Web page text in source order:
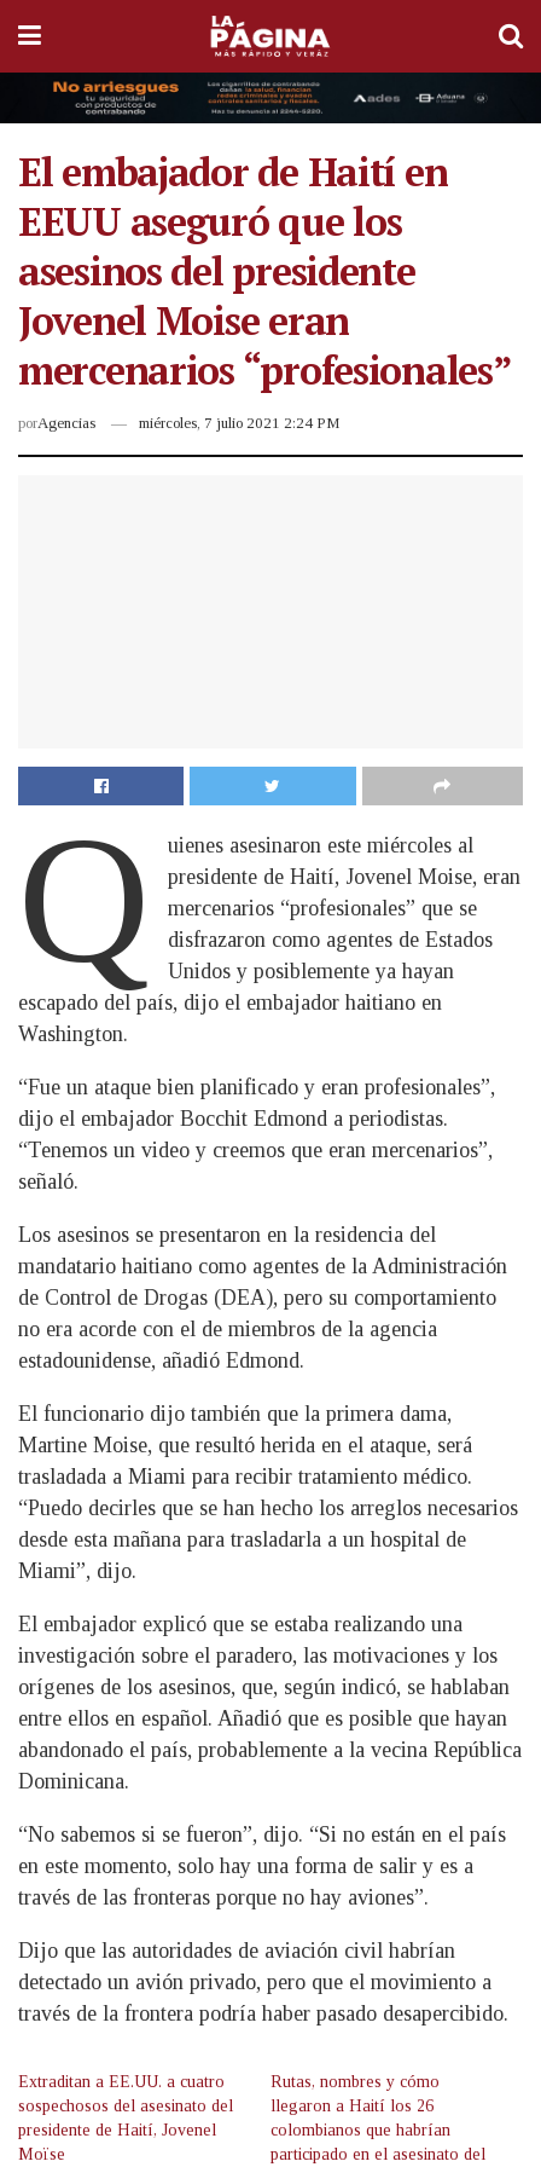
El embajador de Haití en
EEUU aseguró que los
asesinos del presidente
Jovenel Moise eran
mercenarios “profesionales”
porAgencias miércoles, 7 julio 2021 2:24 PM
Q
uienes asesinaron este miércoles al
presidente de Haití, Jovenel Moise, eran
mercenarios “profesionales” que se
disfrazaron como agentes de Estados
Unidos y posiblemente ya hayan
escapado del país, dijo el embajador haitiano en
Washington.
“Fue un ataque bien planificado y eran profesionales”,
dijo el embajador Bocchit Edmond a periodistas.
“Tenemos un video y creemos que eran mercenarios”,
señaló.
Los asesinos se presentaron en la residencia del
mandatario haitiano como agentes de la Administración
de Control de Drogas (DEA), pero su comportamiento
no era acorde con el de miembros de la agencia
estadounidense, añadió Edmond.
El funcionario dijo también que la primera dama,
Martine Moise, que resultó herida en el ataque, será
trasladada a Miami para recibir tratamiento médico.
“Puedo decirles que se han hecho los arreglos necesarios
desde esta mañana para trasladarla a un hospital de
Miami”, dijo.
El embajador explicó que se estaba realizando una
investigación sobre el paradero, las motivaciones y los
orígenes de los asesinos, que, según indicó, se hablaban
entre ellos en español. Añadió que es posible que hayan
abandonado el país, probablemente a la vecina República
Dominicana.
“No sabemos si se fueron”, dijo. “Si no están en el país
en este momento, solo hay una forma de salir y es a
través de las fronteras porque no hay aviones”.
Dijo que las autoridades de aviación civil habrían
detectado un avión privado, pero que el movimiento a
través de la frontera podría haber pasado desapercibido.
Extraditan a EE.UU. a cuatro
sospechosos del asesinato del
presidente de Haití, Jovenel
Moïse
Rutas, nombres y cómo
llegaron a Haití los 26
colombianos que habrían
participado en el asesinato del